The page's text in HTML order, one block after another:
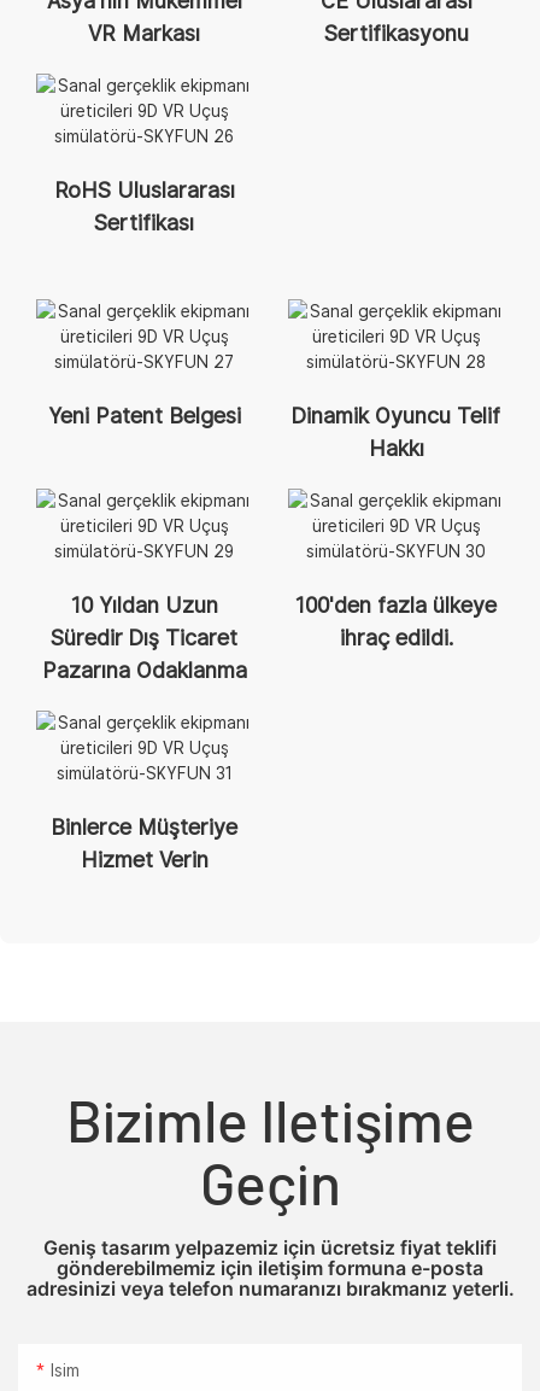
VR Markası
Sertifikasyonu
RoHS Uluslararası
Sertifikası
Yeni Patent Belgesi
Dinamik Oyuncu Telif
Hakkı
10 Yıldan Uzun
Süredir Dış Ticaret
Pazarına Odaklanma
100'den fazla ülkeye
ihraç edildi.
Binlerce Müşteriye
Hizmet Verin
Bizimle Iletişime
Geçin
Geniş tasarım yelpazemiz için ücretsiz fiyat teklifi
gönderebilmemiz için iletişim formuna e-posta
adresinizi veya telefon numaranızı bırakmanız yeterli.
Isim